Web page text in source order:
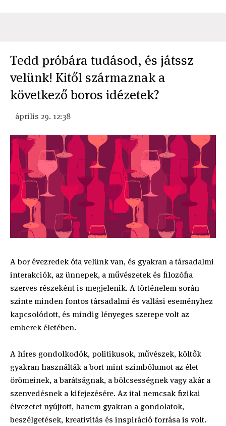
Tedd próbára tudásod, és játssz
velünk! Kitől származnak a
következő boros idézetek?
április 29. 12:38
A bor évezredek óta velünk van, és gyakran a társadalmi
interakciók, az ünnepek, a művészetek és filozófia
szerves részeként is megjelenik. A történelem során
szinte minden fontos társadalmi és vallási eseményhez
kapcsolódott, és mindig lényeges szerepe volt az
emberek életében.
A híres gondolkodók, politikusok, művészek, költők
gyakran használták a bort mint szimbólumot az élet
örömeinek, a barátságnak, a bölcsességnek vagy akár a
szenvedésnek a kifejezésére. Az ital nemcsak fizikai
élvezetet nyújtott, hanem gyakran a gondolatok,
beszélgetések, kreativitás és inspiráció forrása is volt.